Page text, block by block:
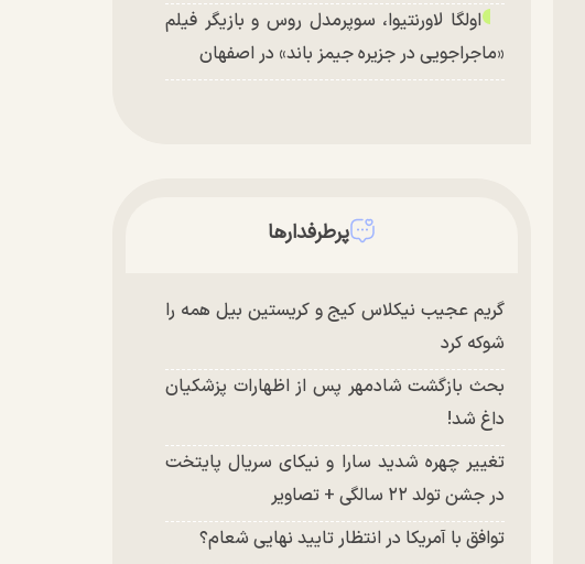
اولگا لاورنتیوا، سوپرمدل روس و بازیگر فیلم
«ماجراجویی در جزیره جیمز باند» در اصفهان
پرطرفدارها
گریم عجیب نیکلاس کیج و کریستین بیل همه را
شوکه کرد
بحث بازگشت شادمهر پس از اظهارات پزشکیان
داغ شد!
تغییر چهره شدید سارا و نیکای سریال پایتخت
در جشن تولد ۲۲ سالگی + تصاویر
توافق با آمریکا در انتظار تایید نهایی شعام؟